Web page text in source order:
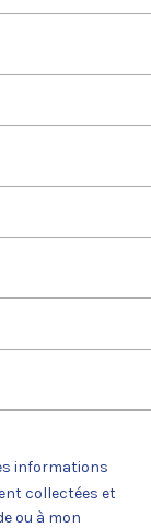
informations
collectées et
ou à mon